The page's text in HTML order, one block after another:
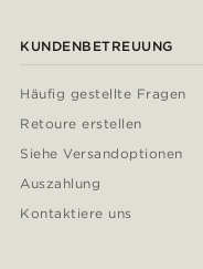
KUNDENBETREUUNG
Häufig gestellte Fragen
Retoure erstellen
Siehe Versandoptionen
Auszahlung
Kontaktiere uns